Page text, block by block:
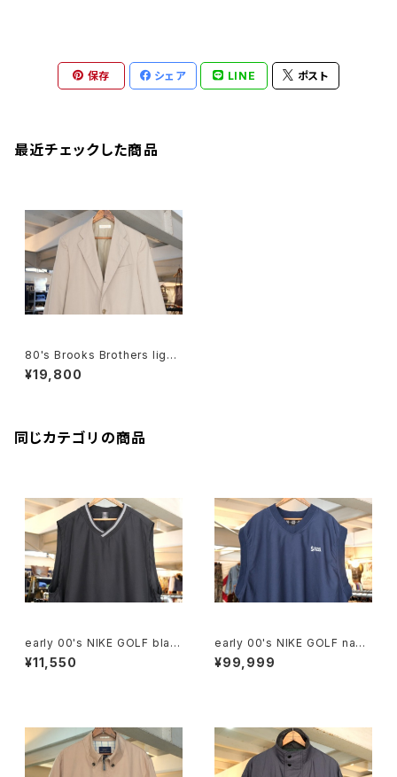
保存 シェア LINE ポスト
最近チェックした商品
80's Brooks Brothers light
-beige Jacket "Made in U.
S.A."
¥19,800
同じカテゴリの商品
early 00's NIKE GOLF blac
k v-neck Vest
¥11,550
early 00's NIKE GOLF navy
v-neck Vest "SAS Institut
e"
¥99,999